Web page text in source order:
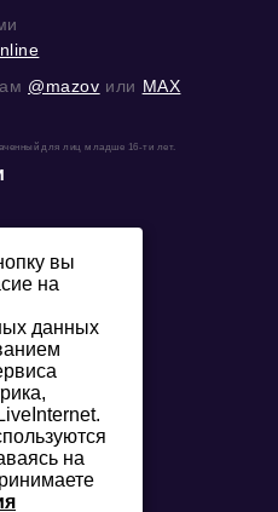
@mazov или MAX
для лиц младше 16-ти лет.
вы
на
данных
на